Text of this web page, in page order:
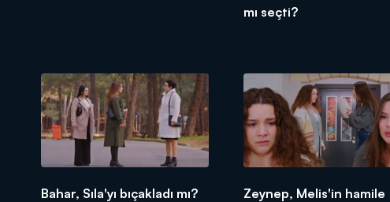
mı seçti?
Bahar, Sıla'yı bıçakladı mı?
Zeynep, Melis'in hamile